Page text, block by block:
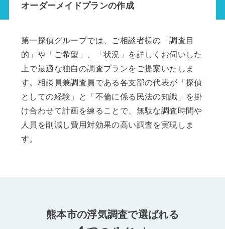
オーダーメイドプランの作成
第一探偵グループでは、ご相談者様の「調査目
的」や「ご希望」、「状況」を詳しくお伺いした
上で最適な独自の調査プランをご提案いたしま
す。相談員兼調査員である各支部の代表が「探偵
としての経験」と「不倫に係る民法の知識」を掛
け合わせて計画を練ることで、無駄な調査時間や
人員を削減し費用対効果の高い調査を実現しま
す。
熊本市の浮気調査で選ばれる